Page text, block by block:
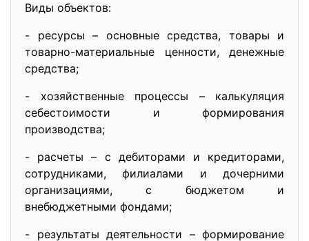
Виды объектов:
- ресурсы – основные средства, товары и
товарно-материальные ценности, денежные
средства;
- хозяйственные процессы – калькуляция
себестоимости и формирования
производства;
- расчеты – с дебиторами и кредиторами,
сотрудниками, филиалами и дочерними
организациями, с бюджетом и
внебюджетными фондами;
- результаты деятельности – формирование